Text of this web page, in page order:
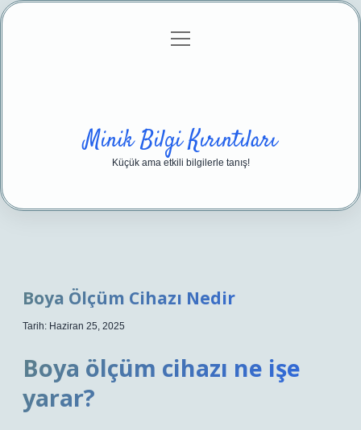
Gizlilik Politikası
menüyü
Minik Bilgi Kırıntıları
Küçük ama etkili bilgilerle tanış!
Boya Ölçüm Cihazı Nedir
Tarih: Haziran 25, 2025
Boya ölçüm cihazı ne işe
yarar?